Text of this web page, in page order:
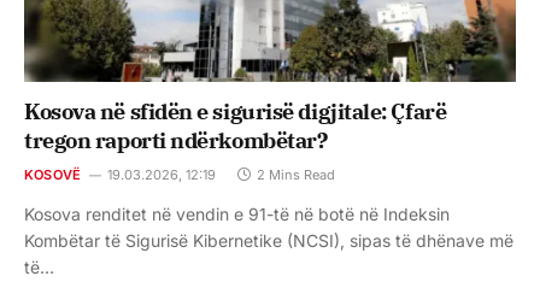
Kosova në sfidën e sigurisë digjitale: Çfarë
tregon raporti ndërkombëtar?
KOSOVË 19.03.2026, 12:19 2 Mins Read
Kosova renditet në vendin e 91-të në botë në Indeksin
Kombëtar të Sigurisë Kibernetike (NCSI), sipas të dhënave më
të…